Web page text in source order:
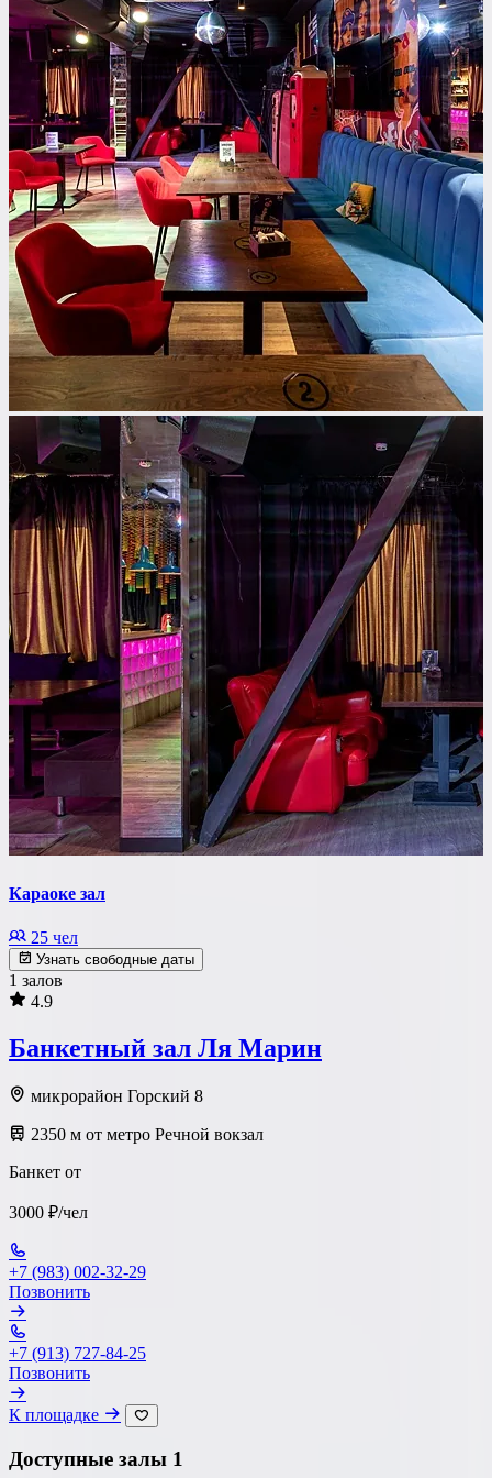
Караоке зал
25 чел
Узнать свободные даты
1 залов
4.9
Банкетный зал Ля Марин
микрорайон Горский 8
2350 м от метро Речной вокзал
Банкет от
3000 ₽/чел
+7 (983) 002-32-29
Позвонить
+7 (913) 727-84-25
Позвонить
К площадке
Доступные залы 1